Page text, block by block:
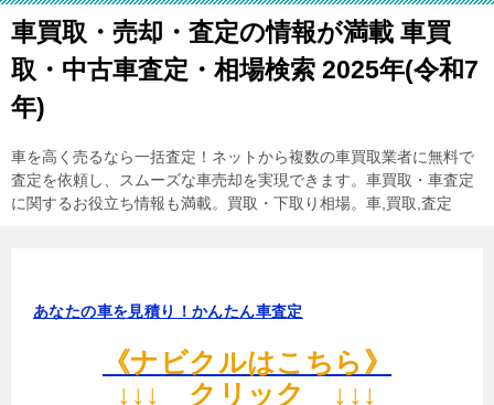
車買取・売却・査定の情報が満載 車買
取・中古車査定・相場検索 2025年(令和7
年)
車を高く売るなら一括査定！ネットから複数の車買取業者に無料で
査定を依頼し、スムーズな車売却を実現できます。車買取・車査定
に関するお役立ち情報も満載。買取・下取り相場。車,買取,査定
あなたの車を見積り！かんたん車査定
《ナビクルはこちら》
↓↓↓ クリック ↓↓↓